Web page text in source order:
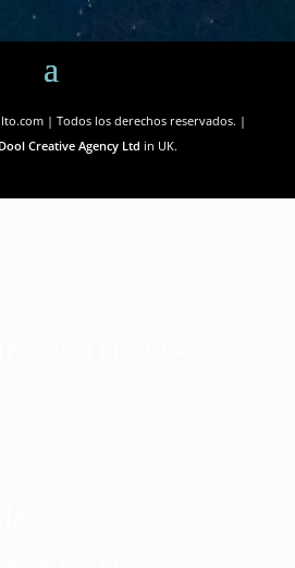
| Todos los derechos reservados. |
Dool Creative Agency Ltd in UK.